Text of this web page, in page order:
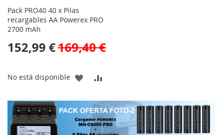
Pack PRO40 40 x Pilas
recargables AA Powerex PRO
2700 mAh
152,99 €169,40 €
No está disponible
AÑADIR
LA
LISTA
COMPARAR